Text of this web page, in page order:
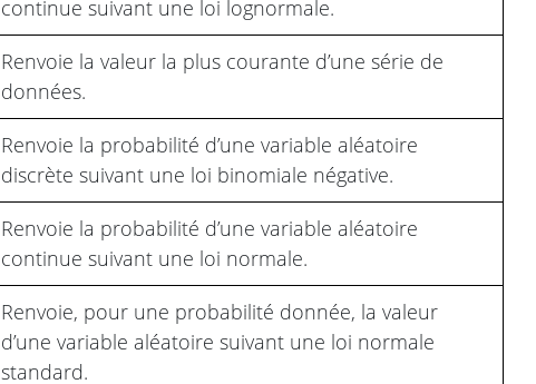
continue suivant une loi lognormale.
Renvoie la valeur la plus courante d’une série de
données.
Renvoie la probabilité d’une variable aléatoire
discrète suivant une loi binomiale négative.
Renvoie la probabilité d’une variable aléatoire
continue suivant une loi normale.
Renvoie, pour une probabilité donnée, la valeur
d’une variable aléatoire suivant une loi normale
standard.